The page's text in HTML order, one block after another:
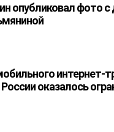
опубликовал фото
интернет-
оказалось